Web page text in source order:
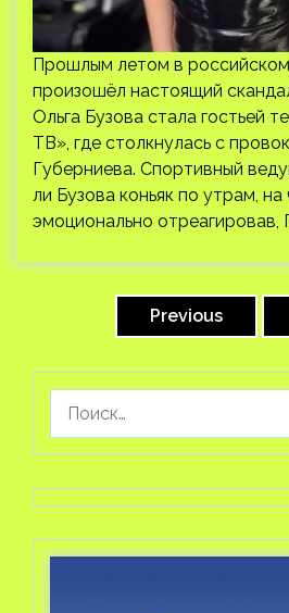
Прошлым летом в
произошёл настоящий
Ольга Бузова стала гостьей
ТВ», где столкнулась с
Губерниева. Спортивный
ли Бузова коньяк по утрам, на
эмоционально отреагировав,
Пагинация
Previous